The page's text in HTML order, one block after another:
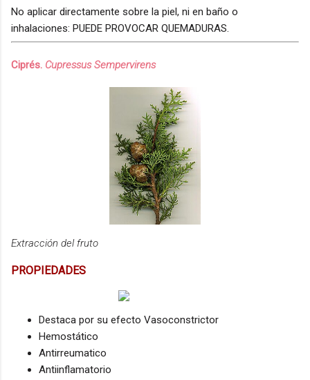
No aplicar directamente sobre la piel, ni en baño o
inhalaciones: PUEDE PROVOCAR QUEMADURAS.
Ciprés. Cupressus Sempervirens
Extracción del fruto
PROPIEDADES
Destaca por su efecto Vasoconstrictor
Hemostático
Antirreumatico
Antiinflamatorio